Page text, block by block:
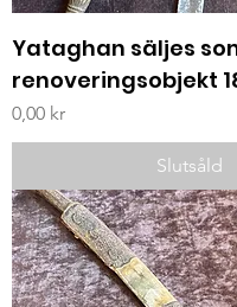
Yataghan säljes
renoveringsobjekt
Pris
0,00 kr
Slutsåld